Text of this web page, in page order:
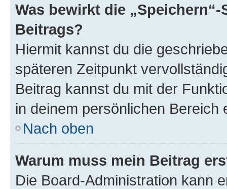
Was bewirkt die
Beitrags?
Hiermit kannst du die
späteren Zeitpunkt
Beitrag kannst du mit der
in deinem persönlichen Bereich
Nach oben
Warum muss mein Beitrag
Die Board-Administration kann